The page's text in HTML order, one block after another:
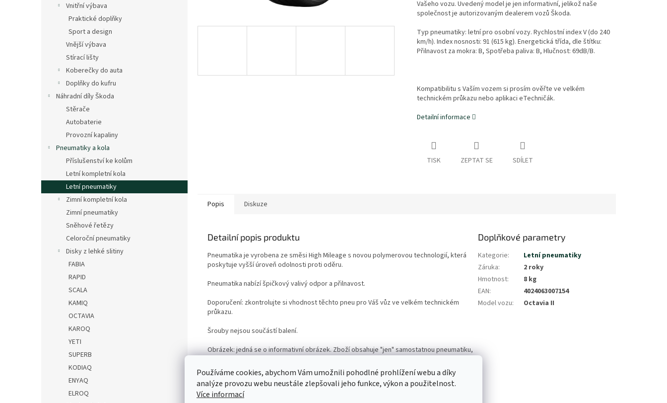
Používáme cookies, abychom Vám umožnili pohodlné prohlížení webu a díky
analýze provozu webu neustále zlepšovali jeho funkce, výkon a použitelnost.
Více informací
Vnitřní výbava
Praktické doplňky
Sport a design
Vnější výbava
Stírací lišty
Koberečky do auta
Doplňky do kufru
Náhradní díly Škoda
Stěrače
Autobaterie
Provozní kapaliny
Pneumatiky a kola
Příslušenství ke kolům
Letní kompletní kola
Letní pneumatiky
Zimní kompletní kola
Zimní pneumatiky
Sněhové řetězy
Celoroční pneumatiky
Disky z lehké slitiny
FABIA
RAPID
SCALA
KAMIQ
OCTAVIA
KAROQ
YETI
SUPERB
KODIAQ
ENYAQ
ELROQ
Vašeho vozu. Uvedený model je jen informativní, jelikož naše
společnost je autorizovaným dealerem vozů Škoda.
Typ pneumatiky: letní pro osobní vozy. Rychlostní index V (do 240
km/h). Index nosnosti: 91 (615 kg). Energetická třída, dle štítku:
Přilnavost za mokra: B, Spotřeba paliva: B, Hlučnost: 69dB/B.
Kompatibilitu s Vaším vozem si prosím ověřte ve velkém
technickém průkazu nebo aplikaci eTechničák.
Detailní informace
TISK ZEPTAT SE SDÍLET
Popis Diskuze
Detailní popis produktu
Pneumatika je vyrobena ze směsi High Mileage s novou polymerovou technologií, která
poskytuje vyšší úroveň odolnosti proti oděru.
Pneumatika nabízí špičkový valivý odpor a přilnavost.
Doporučení: zkontrolujte si vhodnost těchto pneu pro Váš vůz ve velkém technickém
průkazu.
Šrouby nejsou součástí balení.
Obrázek: jedná se o informativní obrázek. Zboží obsahuje "jen" samostatnou pneumatiku,
Doplňkové parametry
Kategorie:
Letní pneumatiky
Záruka:
2 roky
Hmotnost:
8 kg
EAN:
4024063007154
Model vozu: Octavia II